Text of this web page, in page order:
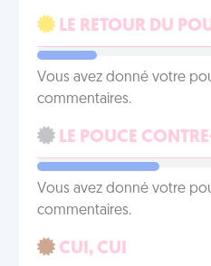
LE RETOUR DU
Vous avez donné votre
commentaires.
LE POUCE
Vous avez donné votre
commentaires.
CUI, CUI